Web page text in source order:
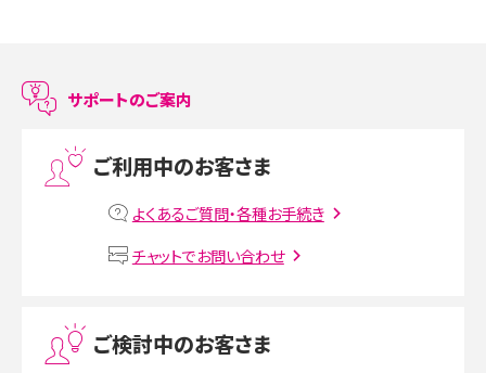
LINEで友だちを削除する方法は？方法ごとの影響や復活・復元する方法も解説
MNOとは？MVNOやMVNEとの違いやメリット・デメリットを解説
VPN接続とは？仕組みや必要性、メリット・デメリット、接続方法を解説
Instagram（インスタグラム）でスクショするとバレる？バレるケースや撮り方も解
サポートのご案内
ご利用中のお客さま
よくあるご質問・各種お手続き
チャットでお問い合わせ
ご検討中のお客さま